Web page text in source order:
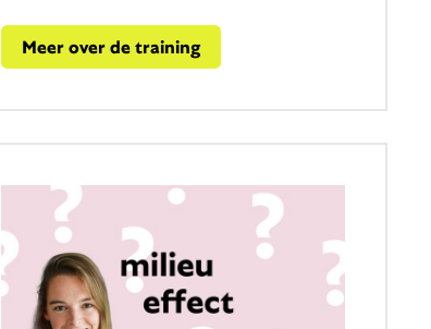
Meer over de training